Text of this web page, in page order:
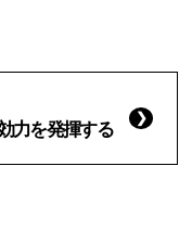
力を発揮する